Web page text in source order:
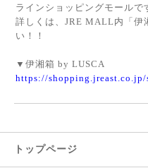
ラインショッピングモールで
詳しくは、JRE MALL内「伊
い！！
▼伊湘箱 by LUSCA
https://
トップページ